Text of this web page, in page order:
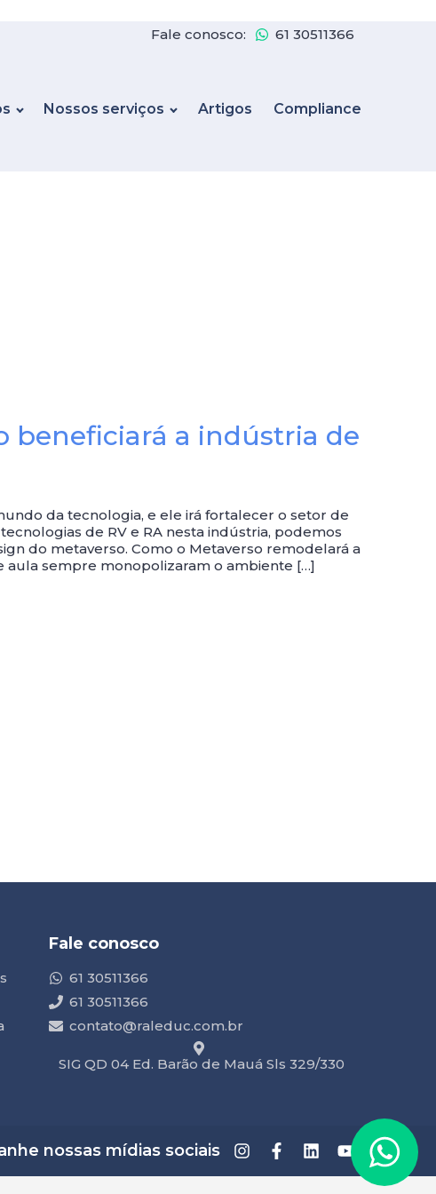
Fale conosco:
61 30511366
Nossos serviços Artigos Compliance
beneficiará a indústria de
da tecnologia, e ele irá fortalecer o setor de
de RV e RA nesta indústria, podemos
do metaverso. Como o Metaverso remodelará a
aula sempre monopolizaram o ambiente […]
Fale conosco
61 30511366
61 30511366
contato@raleduc.com.br
SIG QD 04 Ed. Barão de Mauá Sls 329/330
nossas mídias sociais